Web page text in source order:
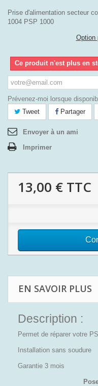
Prise d'alimentation secteur
1004 PSP 1000
Option
Ce produit n'est plus en
Prévenez-moi lorsque
Tweet
Partager
Envoyer à un ami
Imprimer
13,00 € TTC
EN SAVOIR PLUS
Description :
Permet de réparer votre
Installation sans soudure
Garantie 3 mois